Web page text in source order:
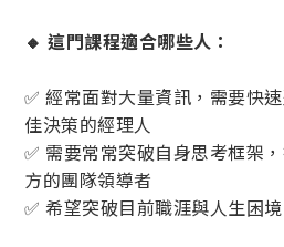
🔸 這門課程適合哪些人：
✅ 經常面對大量資訊，需要快
佳決策的經理人
✅ 需要常常突破自身思考框架
方的團隊領導者
✅ 希望突破目前職涯與人生困